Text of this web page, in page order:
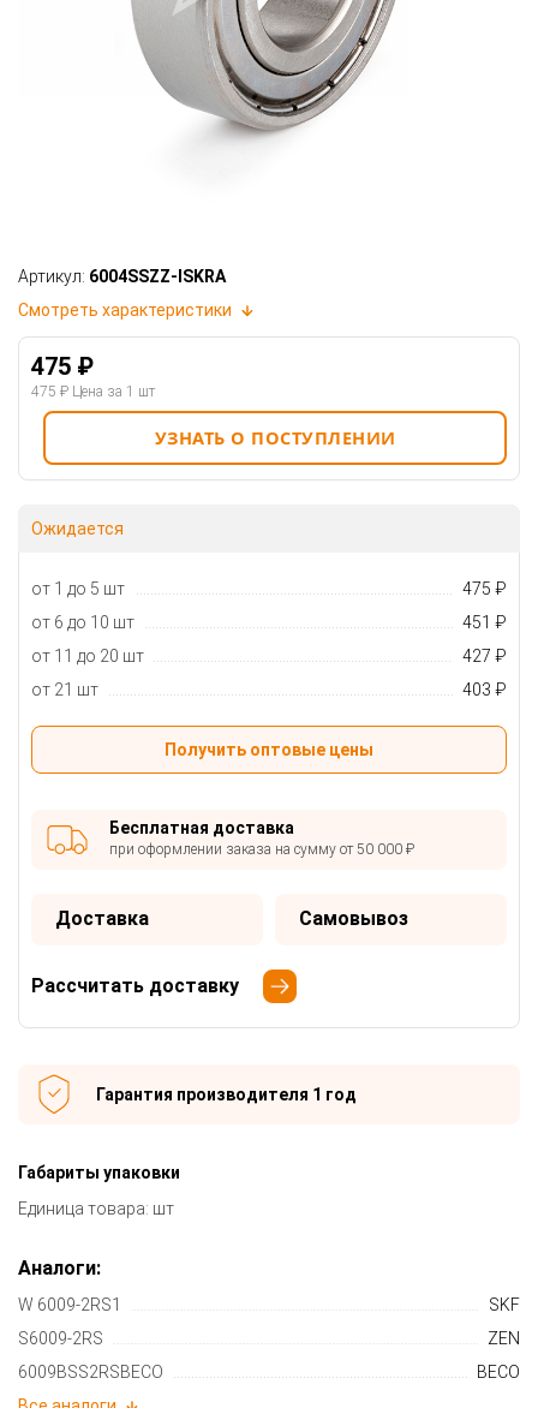
Артикул: 6004SSZZ-ISKRA
Смотреть характеристики
475 ₽
475 ₽ Цена за 1 шт
УЗНАТЬ О ПОСТУПЛЕНИИ
Ожидается
от 1 до 5 шт
475 ₽
от 6 до 10 шт
451 ₽
от 11 до 20 шт
427 ₽
от 21 шт
403 ₽
Получить оптовые цены
Бесплатная доставка
при оформлении заказа на сумму от 50 000 ₽
Доставка Самовывоз
Рассчитать доставку
Гарантия производителя 1 год
Габариты упаковки
Единица товара: шт
Аналоги:
W 6009-2RS1
SKF
S6009-2RS
ZEN
6009BSS2RSBECO
BECO